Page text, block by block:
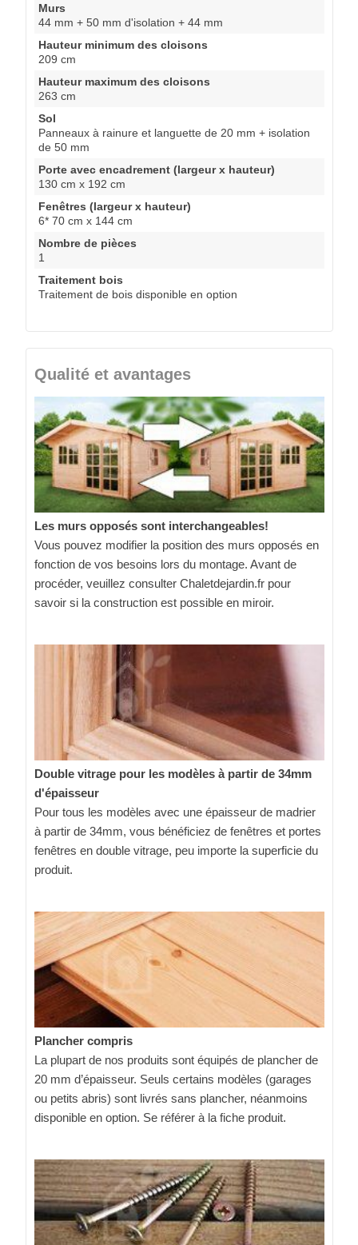
Murs
44 mm + 50 mm d'isolation + 44 mm
Hauteur minimum des cloisons
209 cm
Hauteur maximum des cloisons
263 cm
Sol
Panneaux à rainure et languette de 20 mm + isolation
de 50 mm
Porte avec encadrement (largeur x hauteur)
130 cm x 192 cm
Fenêtres (largeur x hauteur)
6* 70 cm x 144 cm
Nombre de pièces
1
Traitement bois
Traitement de bois disponible en option
Qualité et avantages
Les murs opposés sont interchangeables!
Vous pouvez modifier la position des murs opposés en
fonction de vos besoins lors du montage. Avant de
procéder, veuillez consulter Chaletdejardin.fr pour
savoir si la construction est possible en miroir.
Double vitrage pour les modèles à partir de 34mm
d'épaisseur
Pour tous les modèles avec une épaisseur de madrier
à partir de 34mm, vous bénéficiez de fenêtres et portes
fenêtres en double vitrage, peu importe la superficie du
produit.
Plancher compris
La plupart de nos produits sont équipés de plancher de
20 mm d’épaisseur. Seuls certains modèles (garages
ou petits abris) sont livrés sans plancher, néanmoins
disponible en option. Se référer à la fiche produit.